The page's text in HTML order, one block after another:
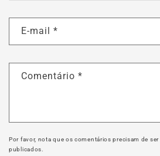
E-mail *
Comentário *
Por favor, nota que os comentários precisam de
publicados.